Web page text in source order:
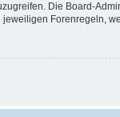
Die Board-
Forenregeln,